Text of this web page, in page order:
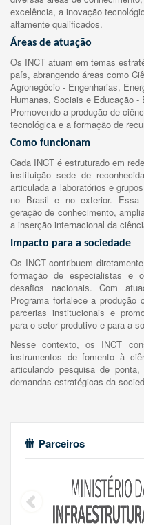
excelência, a inovação
altamente qualificados.
Áreas de atuação
Os INCT atuam em temas
país, abrangendo áreas como
Agronegócio - Engenharias,
Humanas, Sociais e Educação
Promovendo a produção de
tecnológica e a formação de
Como funcionam
Cada INCT é estruturado em
instituição sede de
articulada a laboratórios e
no Brasil e no exterior. Essa
geração de conhecimento,
a inserção internacional da
Impacto para a sociedade
Os INCT contribuem
formação de especialistas e
desafios nacionais. Com
Programa fortalece a
parcerias institucionais e
para o setor produtivo e para a
Nesse contexto, os INCT
instrumentos de fomento à
articulando pesquisa de
demandas estratégicas da
Parceiros